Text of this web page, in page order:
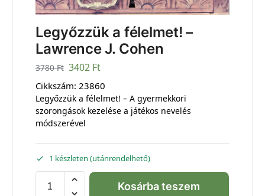
Legyőzzük a félelmet! –
Lawrence J. Cohen
3780Ft 3402 Ft
Cikkszám: 23860
Legyőzzük a félelmet! – A gyermekkori
szorongások kezelése a játékos nevelés
módszerével
1 készleten (utánrendelhető)
Kosárba teszem